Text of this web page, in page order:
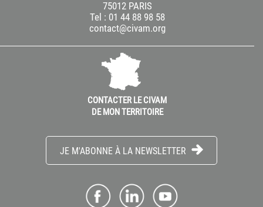
75012 PARIS
Tel : 01 44 88 98 58
contact@civam.org
CONTACTER LE CIVAM
DE MON TERRITOIRE
JE M'ABONNE À LA NEWSLETTER